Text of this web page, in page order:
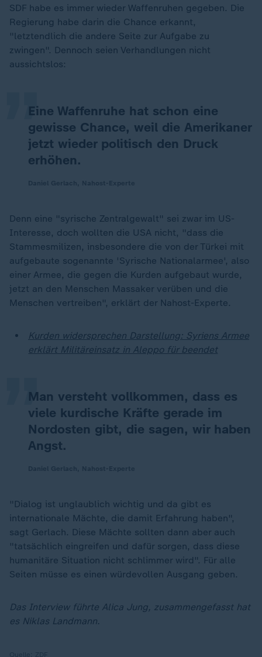
SDF habe es immer wieder Waffenruhen gegeben. Die
Regierung habe darin die Chance erkannt,
"letztendlich die andere Seite zur Aufgabe zu
zwingen". Dennoch seien Verhandlungen nicht
aussichtslos:
Eine Waffenruhe hat schon eine
gewisse Chance, weil die Amerikaner
jetzt wieder politisch den Druck
erhöhen.
„
Denn eine "syrische Zentralgewalt" sei zwar im US-
Interesse, doch wollten die USA nicht, "dass die
Stammesmilizen, insbesondere die von der Türkei mit
aufgebaute sogenannte 'Syrische Nationalarmee', also
einer Armee, die gegen die Kurden aufgebaut wurde,
jetzt an den Menschen Massaker verüben und die
Menschen vertreiben", erklärt der Nahost-Experte.
Kurden widersprechen Darstellung: Syriens Armee
erklärt Militäreinsatz in Aleppo für beendet
Man versteht vollkommen, dass es
viele kurdische Kräfte gerade im
Nordosten gibt, die sagen, wir haben
Angst.
„
"Dialog ist unglaublich wichtig und da gibt es
internationale Mächte, die damit Erfahrung haben",
sagt Gerlach. Diese Mächte sollten dann aber auch
"tatsächlich eingreifen und dafür sorgen, dass diese
humanitäre Situation nicht schlimmer wird". Für alle
Seiten müsse es einen würdevollen Ausgang geben.
Das Interview führte Alica Jung, zusammengefasst hat
es Niklas Landmann.